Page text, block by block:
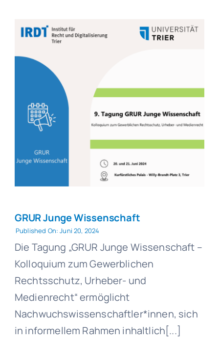
GRUR Junge Wissenschaft
Published On: Juni 20, 2024
Die Tagung „GRUR Junge Wissenschaft –
Kolloquium zum Gewerblichen
Rechtsschutz, Urheber- und
Medienrecht“ ermöglicht
Nachwuchswissenschaftler*innen, sich
in informellem Rahmen inhaltlich[...]